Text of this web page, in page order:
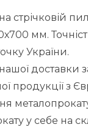
стрічковій
мм.
України.
доставки
продукції з
у себе на